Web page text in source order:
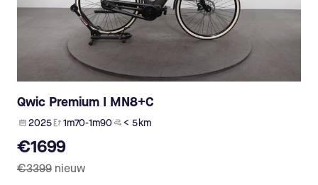
Qwic Premium I MN8+C
2025 1m70-1m90 < 5 km
€1699
€3399 nieuw